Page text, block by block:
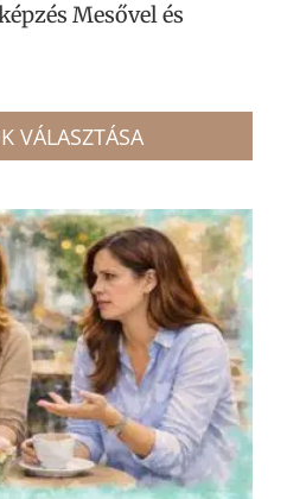
Mesővel és
Ft
Ft
VÁLASZTÁSA
több
van.
A
a